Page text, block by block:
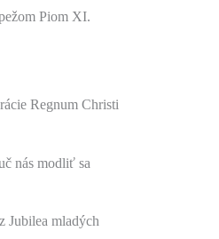
Piom XI.
Regnum Christi
nás modliť sa
Jubilea mladých